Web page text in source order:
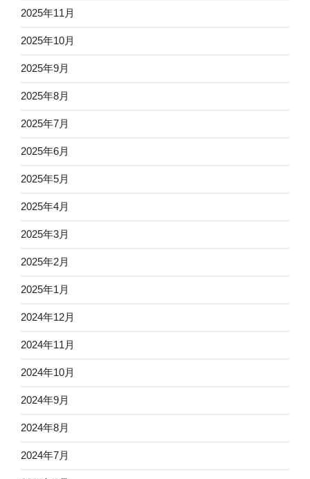
2025年11月
2025年10月
2025年9月
2025年8月
2025年7月
2025年6月
2025年5月
2025年4月
2025年3月
2025年2月
2025年1月
2024年12月
2024年11月
2024年10月
2024年9月
2024年8月
2024年7月